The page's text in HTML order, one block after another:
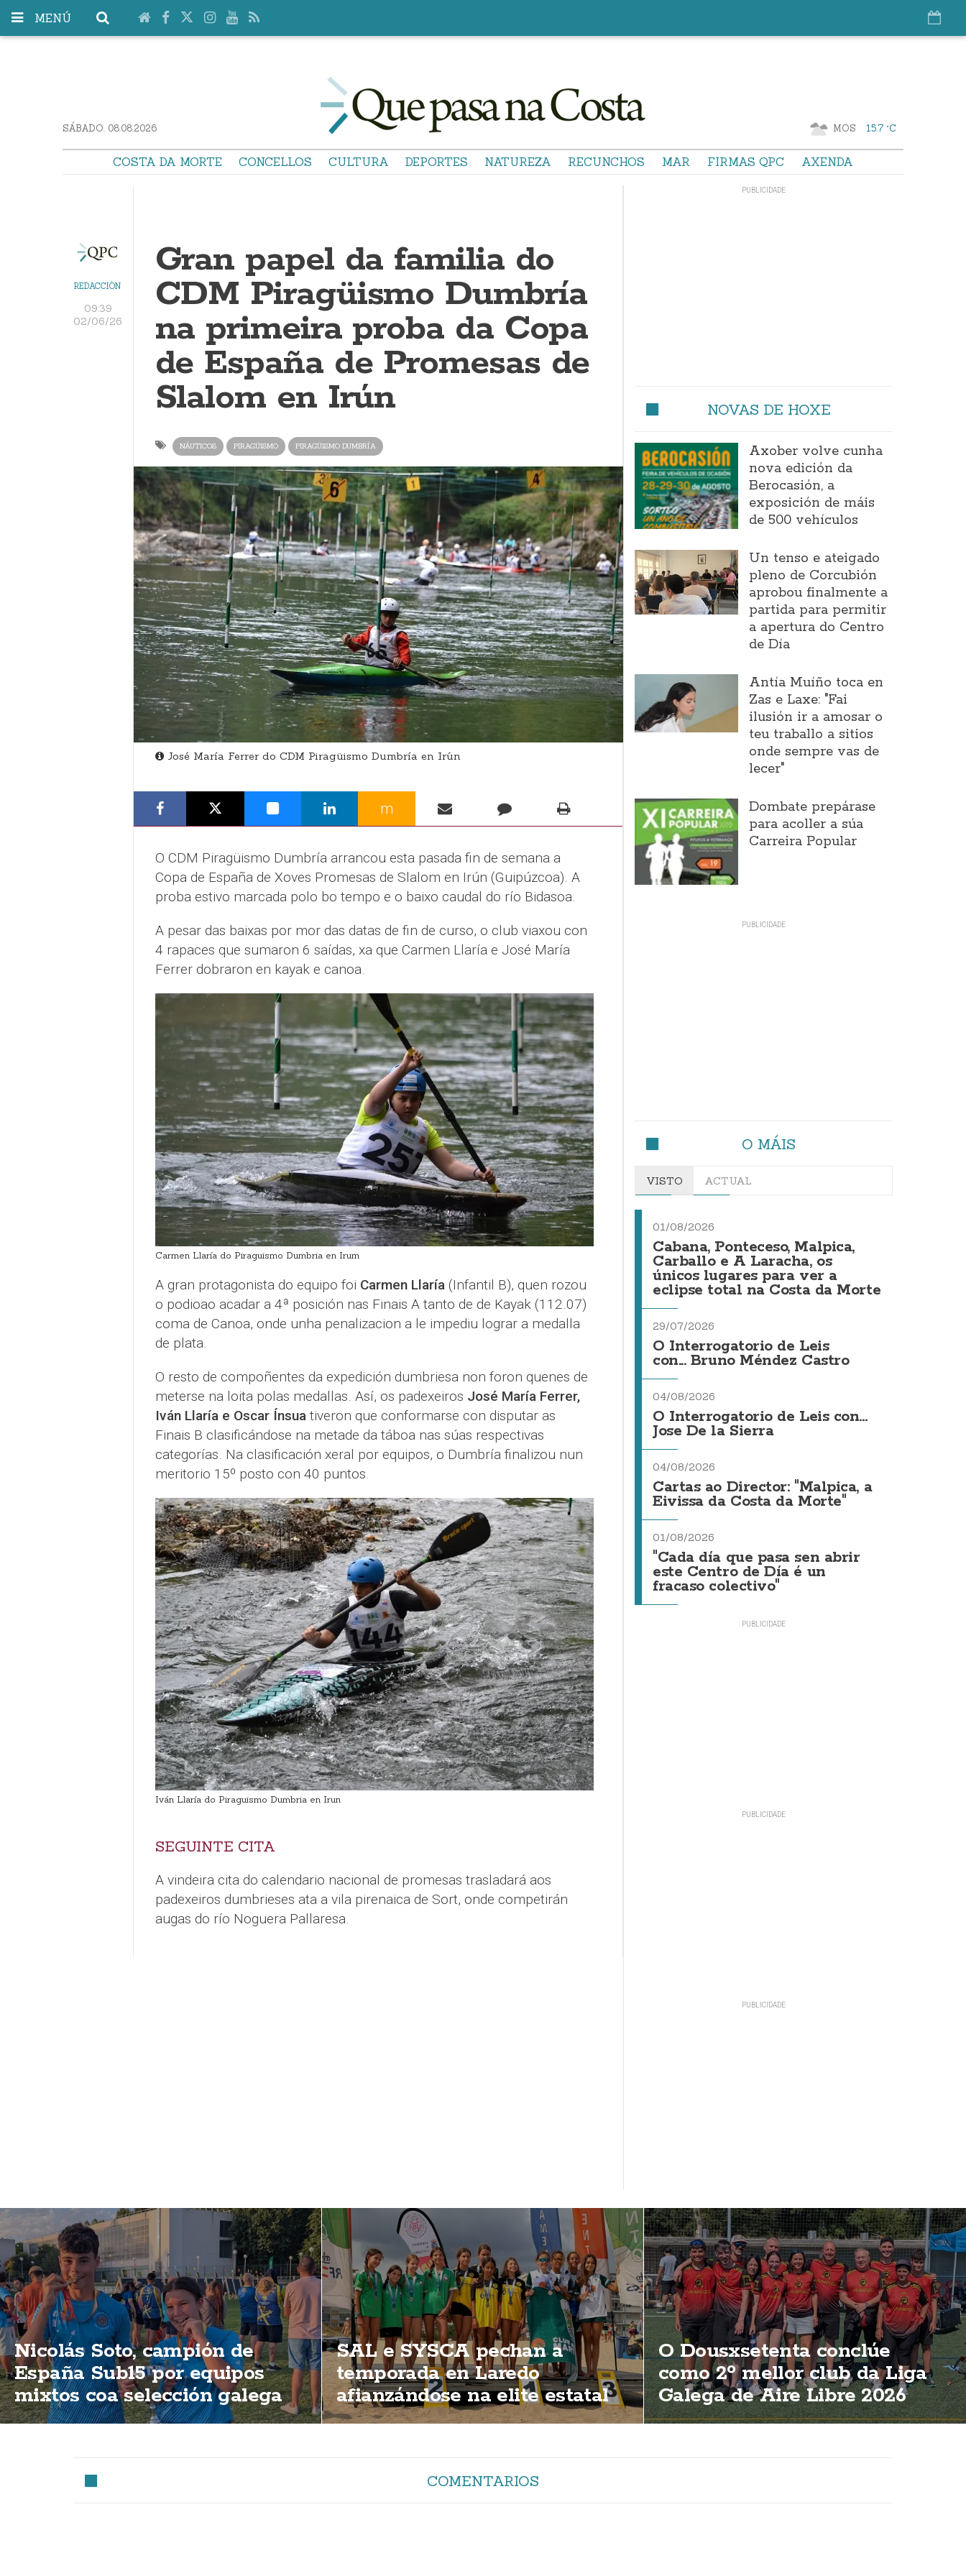
MENÚ
SÁBADO. 08.08.2026 MOS 15.7 °C
COSTA DA MORTE CONCELLOS CULTURA DEPORTES NATUREZA RECUNCHOS MAR FIRMAS QPC AXENDA
REDACCIÓN
09:39
02/06/26
Gran papel da familia do
CDM Piragüismo Dumbría
na primeira proba da Copa
de España de Promesas de
Slalom en Irún
NÁUTICOS PIRAGÜISMO PIRAGÜISMO DUMBRÍA
José María Ferrer do CDM Piragüismo Dumbría en Irún
m
O CDM Piragüismo Dumbría arrancou esta pasada fin de semana a
Copa de España de Xoves Promesas de Slalom en Irún (Guipúzcoa). A
proba estivo marcada polo bo tempo e o baixo caudal do río Bidasoa.
A pesar das baixas por mor das datas de fin de curso, o club viaxou con
4 rapaces que sumaron 6 saídas, xa que Carmen Llaría e José María
Ferrer dobraron en kayak e canoa.
Carmen Llaría do Piraguismo Dumbria en Irum
A gran protagonista do equipo foi Carmen Llaría(Infantil B), quen rozou
o podioao acadar a 4ª posición nas Finais A tanto de de Kayak (112.07)
coma de Canoa, onde unha penalizacion a le impediu lograr a medalla
de plata.
O resto de compoñentes da expedición dumbriesa non foron quenes de
meterse na loita polas medallas. Así, os padexeiros José María Ferrer,
Iván Llaría e Oscar Ínsuativeron que conformarse con disputar as
Finais B clasificándose na metade da táboa nas súas respectivas
categorías. Na clasificación xeral por equipos, o Dumbría finalizou nun
meritorio 15º posto con 40 puntos.
Iván Llaría do Piraguismo Dumbria en Irun
SEGUINTE CITA
A vindeira cita do calendario nacional de promesas trasladará aos
padexeiros dumbrieses ata a vila pirenaica de Sort, onde competirán
augas do río Noguera Pallaresa.
NOVAS DE HOXE
Axober volve cunha
nova edición da
Berocasión, a
exposición de máis
de 500 vehículos
Un tenso e ateigado
pleno de Corcubión
aprobou finalmente a
partida para permitir
a apertura do Centro
de Día
Antía Muíño toca en
Zas e Laxe: "Fai
ilusión ir a amosar o
teu traballo a sitios
onde sempre vas de
lecer"
Dombate prepárase
para acoller a súa
Carreira Popular
O MÁIS
VISTO ACTUAL
01/08/2026
Cabana, Ponteceso, Malpica,
Carballo e A Laracha, os
únicos lugares para ver a
eclipse total na Costa da Morte
29/07/2026
O Interrogatorio de Leis
con... Bruno Méndez Castro
04/08/2026
O Interrogatorio de Leis con...
Jose De la Sierra
04/08/2026
Cartas ao Director: "Malpica, a
Eivissa da Costa da Morte"
01/08/2026
"Cada día que pasa sen abrir
este Centro de Día é un
fracaso colectivo"
Nicolás Soto, campión de
España Sub15 por equipos
mixtos coa selección galega
SAL e SYSCA pechan a
temporada en Laredo
afianzándose na elite estatal
O Dousxsetenta conclúe
como 2º mellor club da Liga
Galega de Aire Libre 2026
COMENTARIOS